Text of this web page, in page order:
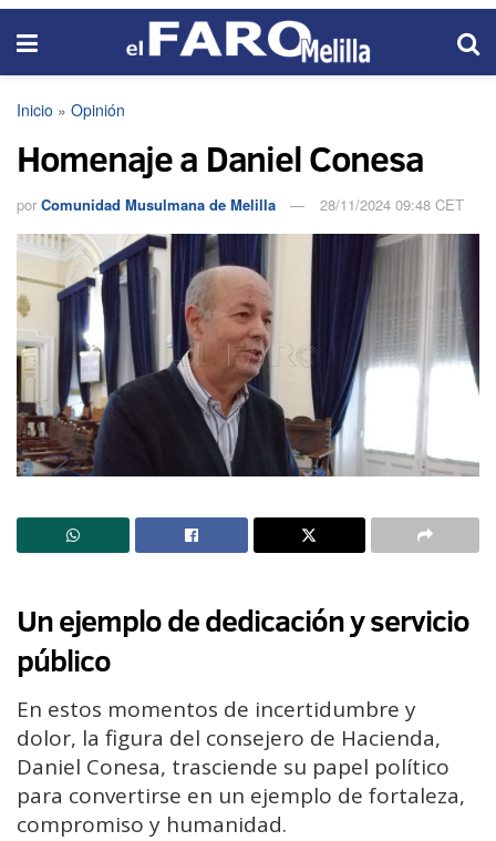
Inicio » Opinión
Homenaje a Daniel Conesa
por Comunidad Musulmana de Melilla 28/11/2024 09:48 CET
Un ejemplo de dedicación y servicio
público
En estos momentos de incertidumbre y
dolor, la figura del consejero de Hacienda,
Daniel Conesa, trasciende su papel político
para convertirse en un ejemplo de fortaleza,
compromiso y humanidad.